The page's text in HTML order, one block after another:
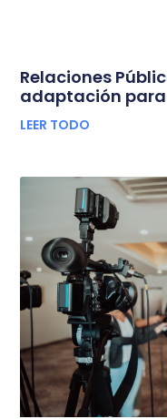
Relaciones
adaptación
LEER TODO